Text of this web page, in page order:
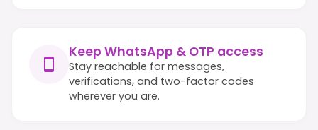
Keep WhatsApp & OTP access
Stay reachable for messages,
verifications, and two-factor codes
wherever you are.